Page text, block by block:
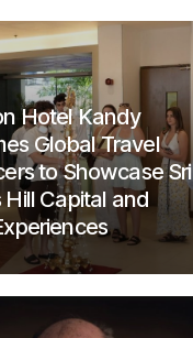
Hotel Kandy
Global Travel
to Showcase Sri
Hill Capital and